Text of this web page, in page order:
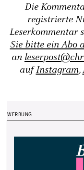
Die
registrierte
Leserkommentar
Sie bitte ein Abo
an
aufInstagram,